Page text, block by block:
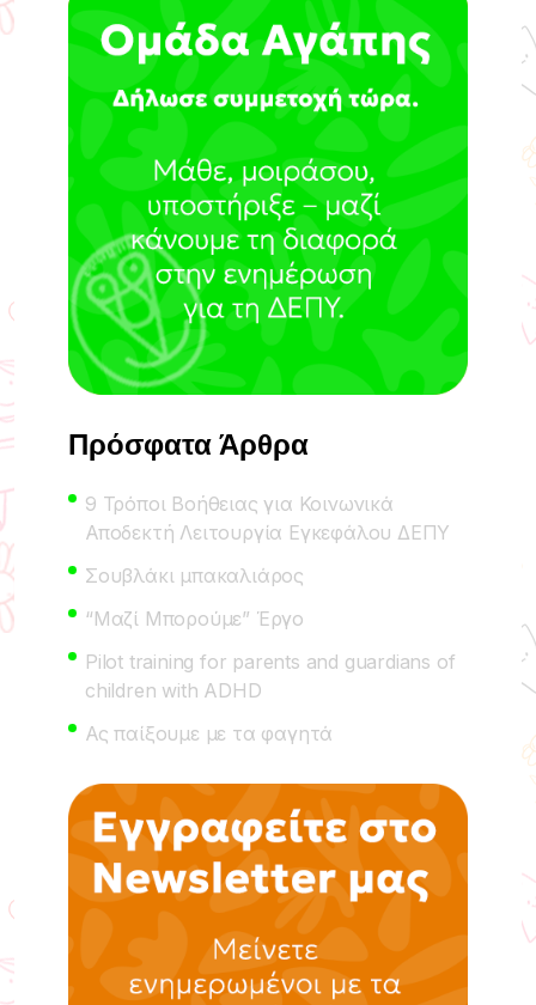
Πρόσφατα Άρθρα
9 Τρόποι Βοήθειας για Κοινωνικά
Αποδεκτή Λειτουργία Εγκεφάλου ΔΕΠΥ
Σουβλάκι μπακαλιάρος
“Μαζί Μπορούμε” Έργο
Pilot training for parents and guardians of
children with ADHD
Ας παίξουμε με τα φαγητά